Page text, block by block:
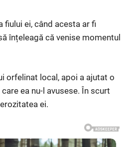
fiului ei, când acesta ar fi
înțeleagă că venise momentul
orfelinat local, apoi a ajutat o
ea nu-l avusese. În scurt
ei.